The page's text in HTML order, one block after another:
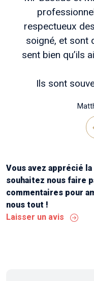
respectueux
soigné, et sont
sent bien qu’ils
Ils sont
vous voulez
amont , un
Vous avez apprécié
souhaitez nous faire
commentaires pour
nous tout !
Laisser un avis